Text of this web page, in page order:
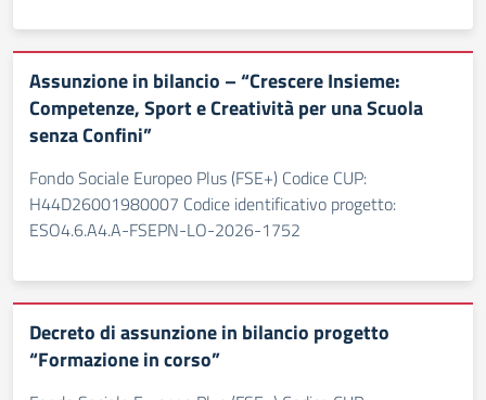
Assunzione in bilancio – “Crescere Insieme:
Competenze, Sport e Creatività per una Scuola
senza Confini”
Fondo Sociale Europeo Plus (FSE+) Codice CUP:
H44D26001980007 Codice identificativo progetto:
ESO4.6.A4.A-FSEPN-LO-2026-1752
Decreto di assunzione in bilancio progetto
“Formazione in corso”